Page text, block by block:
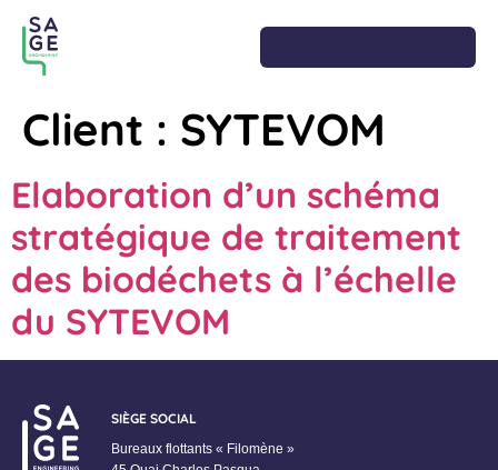
Client : SYTEVOM
Elaboration d’un schéma
stratégique de traitement
des biodéchets à l’échelle
du SYTEVOM
SIÈGE SOCIAL
Bureaux flottants « Filomène »